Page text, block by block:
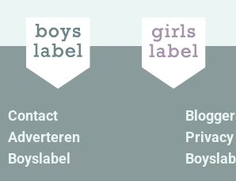
Contact
Adverteren
Boyslabel
Privacy